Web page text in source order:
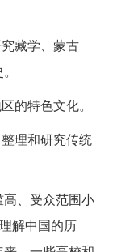
藏学、蒙古
的特色文化。
理和研究传统
、受众范围小
解中国的历